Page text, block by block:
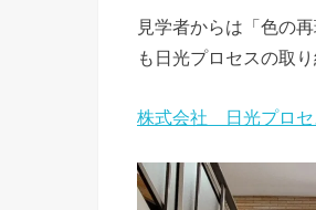
見学者からは「色の
も日光プロセスの取
株式会社 日光プロセ